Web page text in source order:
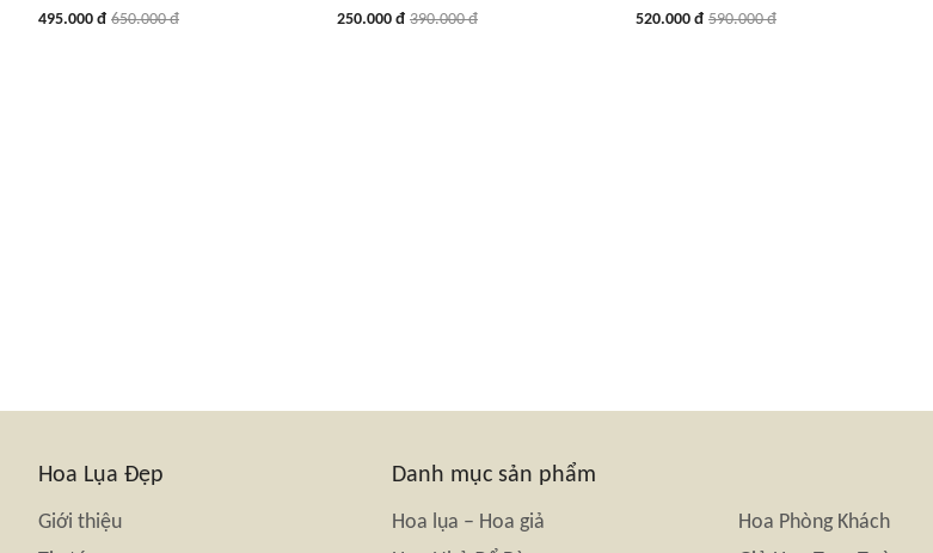
495.000 đ 650.000 đ 250.000 đ 390.000 đ 520.000 đ 590.000 đ
Hoa Lụa Đẹp
Giới thiệu
Danh mục sản phẩm
Hoa lụa – Hoa giả
Hoa Phòng Khách